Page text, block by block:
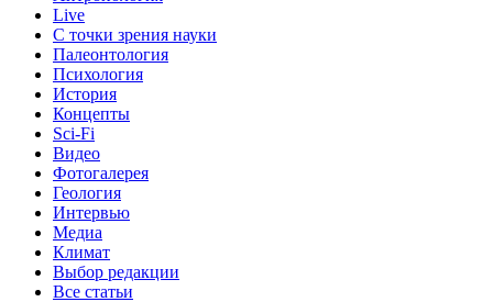
Live
С точки зрения науки
Палеонтология
Психология
История
Концепты
Sci-Fi
Видео
Фотогалерея
Геология
Интервью
Медиа
Климат
Выбор редакции
Все статьи